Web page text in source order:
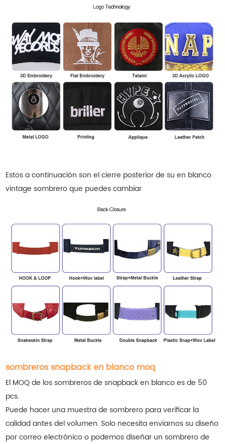
Estos a continuación son el cierre posterior de suen blanco
vintage sombrero que puedes cambiar.
sombreros snapback en blanco moq
El MOQ de los sombreros de snapback en blanco es de 50
pcs.
Puede hacer una muestra de sombrero para verificar la
calidad antes del volumen. Solo necesita enviarnos su diseño
por correo electrónico o podemos diseñar un sombrero de